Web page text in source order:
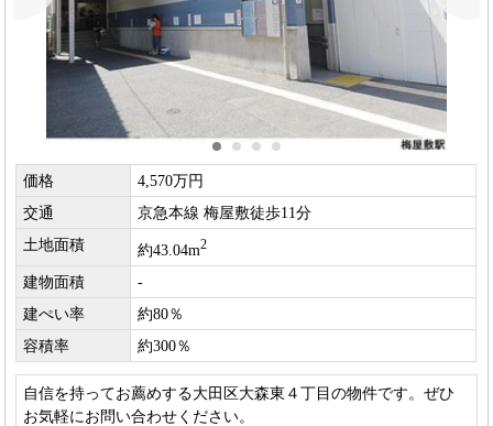
価格
4,570万円
交通
京急本線 梅屋敷徒歩11分
土地面積
約43.04m2
建物面積
-
建ぺい率
約80％
容積率
約300％
自信を持ってお薦めする大田区大森東４丁目の物件です。ぜひ
お気軽にお問い合わせください。